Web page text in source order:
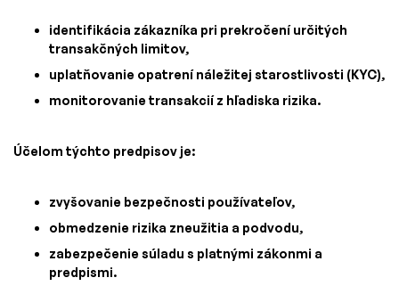
identifikácia zákazníka pri prekročení určitých
transakčných limitov,
uplatňovanie opatrení náležitej starostlivosti (KYC),
monitorovanie transakcií z hľadiska rizika.
Účelom týchto predpisov je:
zvyšovanie bezpečnosti používateľov,
obmedzenie rizika zneužitia a podvodu,
zabezpečenie súladu s platnými zákonmi a
predpismi.